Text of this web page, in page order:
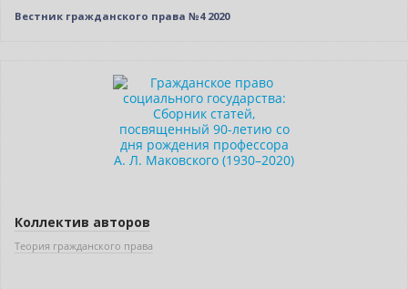
Вестник гражданского права №4 2020
Коллектив авторов
Теория гражданского права